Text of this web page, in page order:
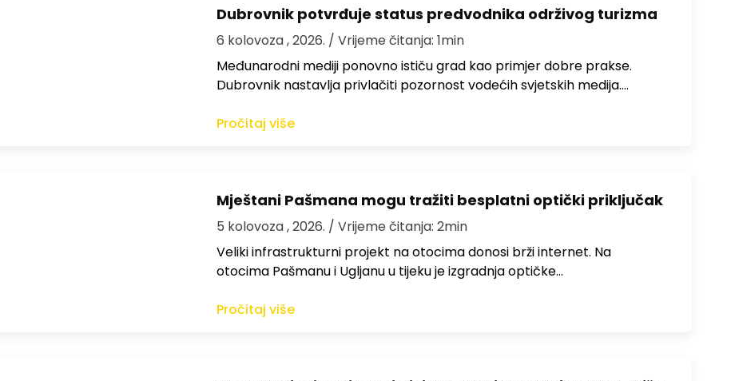
Dubrovnik potvrđuje status predvodnika održivog turizma
6 kolovoza , 2026. / Vrijeme čitanja: 1min
Međunarodni mediji ponovno ističu grad kao primjer dobre prakse.
Dubrovnik nastavlja privlačiti pozornost vodećih svjetskih medija.…
Pročitaj više
Mještani Pašmana mogu tražiti besplatni optički priključak
5 kolovoza , 2026. / Vrijeme čitanja: 2min
Veliki infrastrukturni projekt na otocima donosi brži internet. Na
otocima Pašmanu i Ugljanu u tijeku je izgradnja optičke…
Pročitaj više